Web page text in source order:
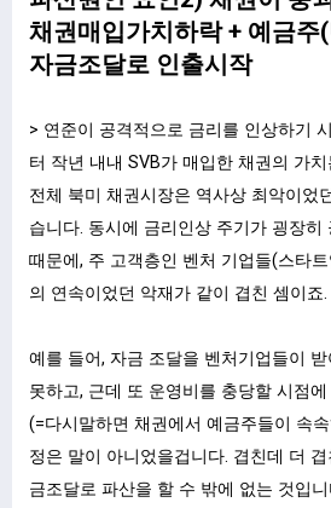
채권매입가치하락 + 예금주
자금조달로 인출시작
> 연준이 공격적으로 금리를 인상하기
터 작년 내내 SVB가 매입한 채권의 가
전체 북미 채권시장은 역사상 최악이었
습니다. 동시에 금리인상 주기가 굉장히
때문에, 주 고객층인 벤처 기업들(스타
의 연속이었던 악재가 같이 겹친 셈이죠.
예를 들어, 자금 조달을 벤처기업들이
못하고, 근데 또 운영비를 충당할 시점
(=다시말하면 채권에서 예금주들이 속
정은 말이 아니었을겁니다. 겹친데 더
금조달로 파산을 할 수 밖에 없는 것입니